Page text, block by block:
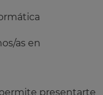
as en
presentarte